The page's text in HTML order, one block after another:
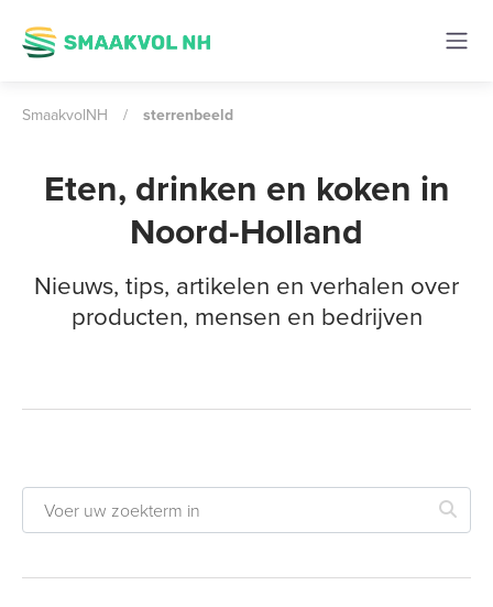
SmaakvolNH / sterrenbeeld
Eten, drinken en koken in
Noord-Holland
Nieuws, tips, artikelen en verhalen over
producten, mensen en bedrijven